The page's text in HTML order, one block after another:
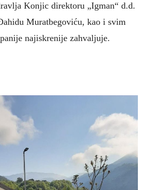
Konjic direktoru „Igman“ d.d.
Muratbegoviću, kao i svim
najiskrenije zahvaljuje.